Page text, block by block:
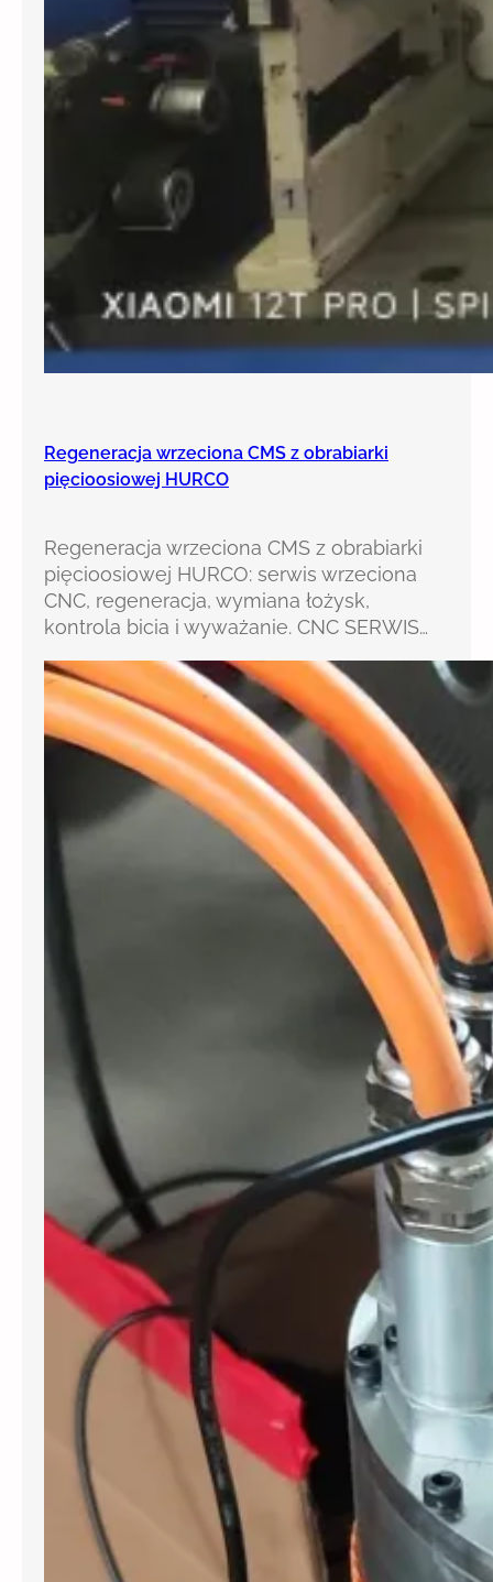
Regeneracja wrzeciona CMS z obrabiarki
pięcioosiowej HURCO
Regeneracja wrzeciona CMS z obrabiarki
pięcioosiowej HURCO: serwis wrzeciona
CNC, regeneracja, wymiana łożysk,
kontrola bicia i wyważanie. CNC SERWIS…